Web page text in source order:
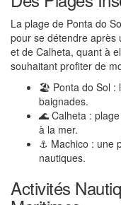
La plage de Ponta do
pour se détendre après
et de Calheta, quant à
souhaitant profiter de
🏖️ Ponta do Sol :
baignades.
🌊 Calheta :
à la mer.
⚓ Machico : une
nautiques.
Activités